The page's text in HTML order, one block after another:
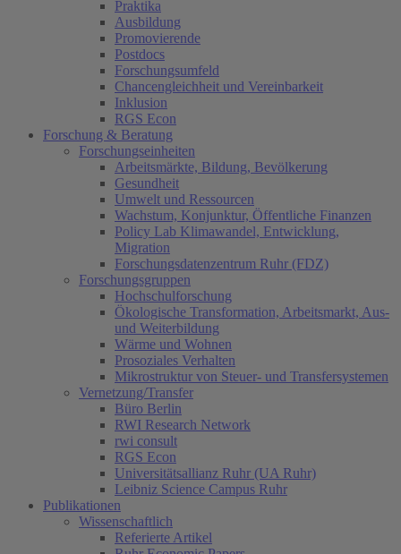
Praktika
Ausbildung
Promovierende
Postdocs
Forschungsumfeld
Chancengleichheit und Vereinbarkeit
Inklusion
RGS Econ
Forschung & Beratung
Forschungseinheiten
Arbeitsmärkte, Bildung, Bevölkerung
Gesundheit
Umwelt und Ressourcen
Wachstum, Konjunktur, Öffentliche Finanzen
Policy Lab Klimawandel, Entwicklung,
Migration
Forschungsdatenzentrum Ruhr (FDZ)
Forschungsgruppen
Hochschulforschung
Ökologische Transformation, Arbeitsmarkt, Aus-
und Weiterbildung
Wärme und Wohnen
Prosoziales Verhalten
Mikrostruktur von Steuer- und Transfersystemen
Vernetzung/Transfer
Büro Berlin
RWI Research Network
rwi consult
RGS Econ
Universitätsallianz Ruhr (UA Ruhr)
Leibniz Science Campus Ruhr
Publikationen
Wissenschaftlich
Referierte Artikel